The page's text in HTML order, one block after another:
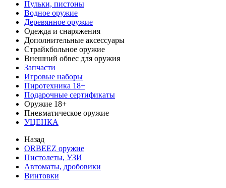
Пульки, пистоны
Водное оружие
Деревянное оружие
Одежда и снаряжения
Дополнительные аксессуары
Страйкбольное оружие
Внешний обвес для оружия
Запчасти
Игровые наборы
Пиротехника 18+
Подарочные сертификаты
Оружие 18+
Пневматическое оружие
УЦЕНКА
Назад
ORBEEZ оружие
Пистолеты, УЗИ
Автоматы, дробовики
Винтовки